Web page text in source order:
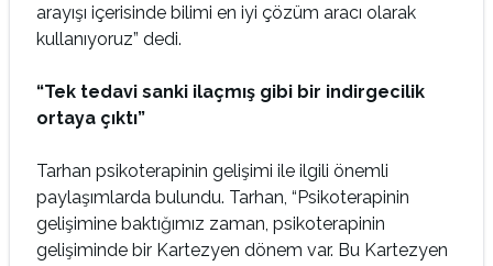
arayışı içerisinde bilimi en iyi çözüm aracı olarak
kullanıyoruz” dedi.
“Tek tedavi sanki ilaçmış gibi bir indirgecilik
ortaya çıktı”
Tarhan psikoterapinin gelişimi ile ilgili önemli
paylaşımlarda bulundu. Tarhan, “Psikoterapinin
gelişimine baktığımız zaman, psikoterapinin
gelişiminde bir Kartezyen dönem var. Bu Kartezyen